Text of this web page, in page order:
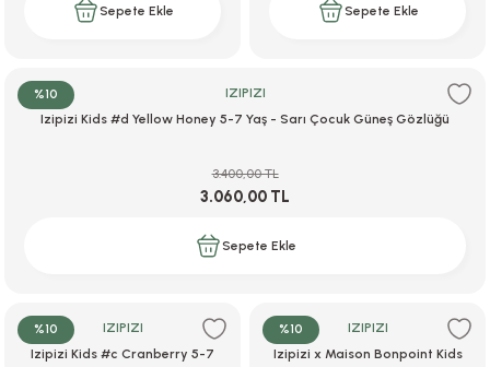
Sepete Ekle Sepete Ekle
%10
IZIPIZI
Izipizi Kids #d Yellow Honey 5-7 Yaş - Sarı Çocuk Güneş Gözlüğü
3.060,00 TL
3.400,00 TL
Sepete Ekle
%10
IZIPIZI
Izipizi Kids #c Cranberry 5-7
%10
IZIPIZI
Izipizi x Maison Bonpoint Kids